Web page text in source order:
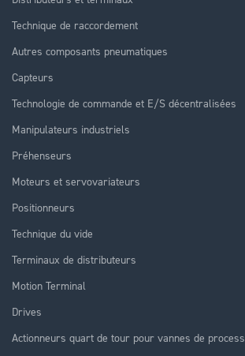
Technique de raccordement
Autres composants pneumatiques
Capteurs
Technologie de commande et E/S décentralisées
Manipulateurs industriels
Préhenseurs
Moteurs et servovariateurs
Positionneurs
Technique du vide
Terminaux de distributeurs
Motion Terminal
Drives
Actionneurs quart de tour pour vannes de process